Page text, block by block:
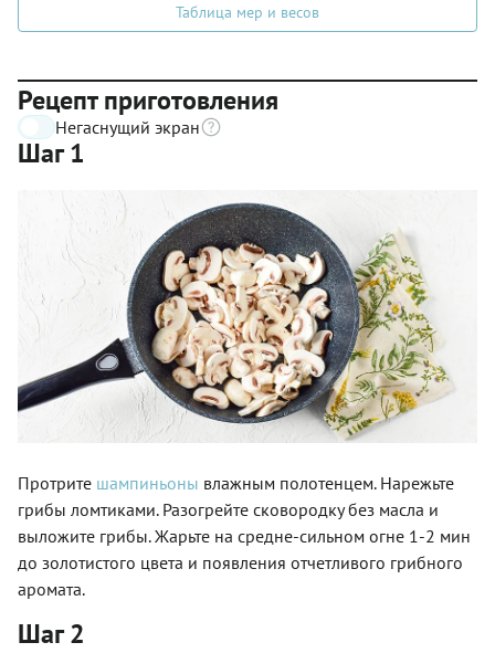
Таблица мер и весов
Рецепт приготовления
Негаснущий экран
Шаг 1
Протрите шампиньоны влажным полотенцем. Нарежьте
грибы ломтиками. Разогрейте сковородку без масла и
выложите грибы. Жарьте на средне-сильном огне 1-2 мин
до золотистого цвета и появления отчетливого грибного
аромата.
Шаг 2